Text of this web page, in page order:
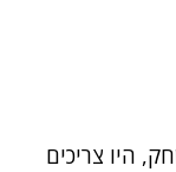
היו צריכים